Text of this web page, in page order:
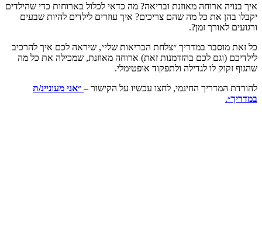
איך בנויה ארוחה מאוזנת ובריאה? מה כדאי לכלול בארוחות כדי שהילדים
יקבלו בהן את כל מה שהם צריכים? איך עוזרים לילדים להיות שבעים
ורגועים לאורך זמן?.
כל זאת מוסבר במדריך ״צלחת הבריאות שלי״, שיראה לכם איך להרכיב
לילדיכם (וגם לכם בהזדמנות זאת) ארוחה מאוזנת, שמכילה את כל מה
שהגוף זקוק לו לגדילה ולתפקוד אופטימלי.
להורדת המדריך החינמי, לחצו עכשיו על הקישור – ״אני מעוניינ/ת
במדריך״.